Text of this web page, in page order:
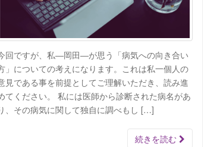
回ですが、私―岡田―が思う「病気への向き合い
」についての考えになります。これは私一個人の
見である事を前提としてご理解いただき、読み進
てください。 私には医師から診断された病名があ
、その病気に関して独自に調べもし […]
続きを読む